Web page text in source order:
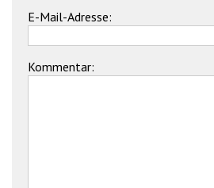
E-Mail-Adresse:
Kommentar: